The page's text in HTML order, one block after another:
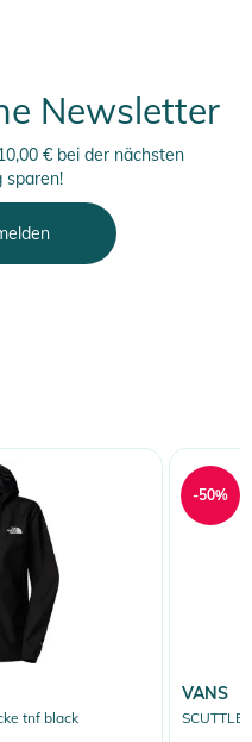
Newsletter
€ bei der nächsten
sparen!
tnf black
VANS
SCUTTLE
-50%